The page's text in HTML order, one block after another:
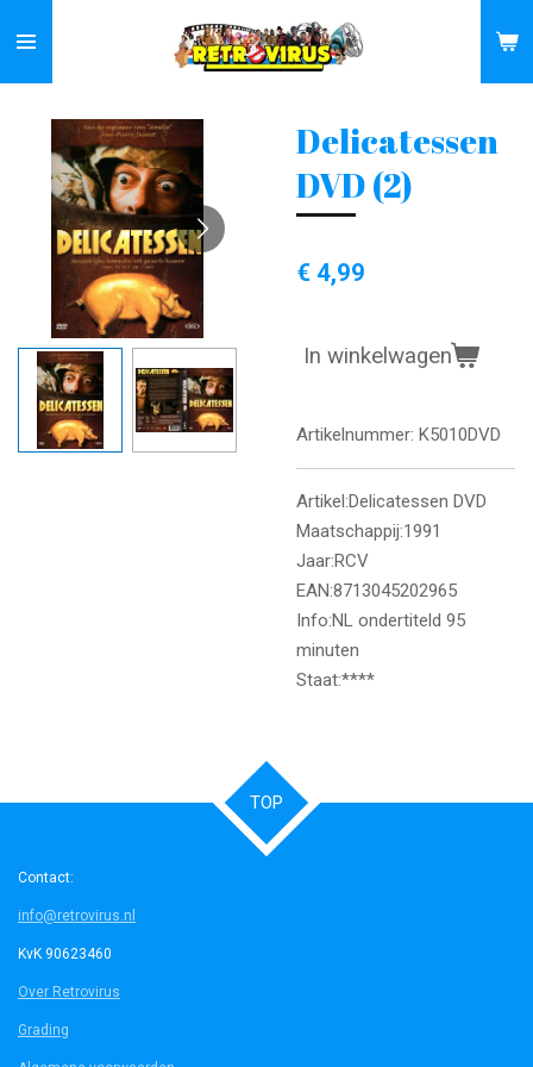
direct
naar
hoofdinhoud
Delicatessen
DVD (2)
€ 4,99
In winkelwagen
Artikelnummer: K5010DVD
Artikel:Delicatessen DVD
Maatschappij:1991
Jaar:RCV
EAN:8713045202965
Info:NL ondertiteld 95
minuten
Staat:****
TOP
Contact:
info@retrovirus.nl
KvK 90623460
Over Retrovirus
Grading